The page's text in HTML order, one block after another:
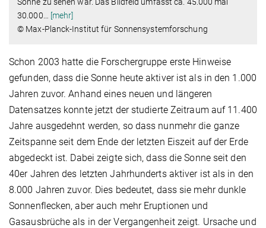
30.000
[mehr]
© Max-Planck-Institut für Sonnensystemforschung
Schon 2003 hatte die Forschergruppe erste Hinweise
gefunden, dass die Sonne heute aktiver ist als in den 1.000
Jahren zuvor. Anhand eines neuen und längeren
Datensatzes konnte jetzt der studierte Zeitraum auf 11.400
Jahre ausgedehnt werden, so dass nunmehr die ganze
Zeitspanne seit dem Ende der letzten Eiszeit auf der Erde
abgedeckt ist. Dabei zeigte sich, dass die Sonne seit den
40er Jahren des letzten Jahrhunderts aktiver ist als in den
8.000 Jahren zuvor. Dies bedeutet, dass sie mehr dunkle
Sonnenflecken, aber auch mehr Eruptionen und
Gasausbrüche als in der Vergangenheit zeigt. Ursache und